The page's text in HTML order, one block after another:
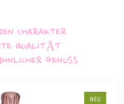
CHARAKTER
QUALITÄT
GENUSS
NEU